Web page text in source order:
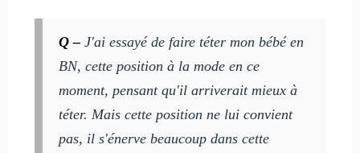
Q –J'ai essayé de faire téter mon bébé en
BN, cette position à la mode en ce
moment, pensant qu'il arriverait mieux à
téter. Mais cette position ne lui convient
pas, il s'énerve beaucoup dans cette